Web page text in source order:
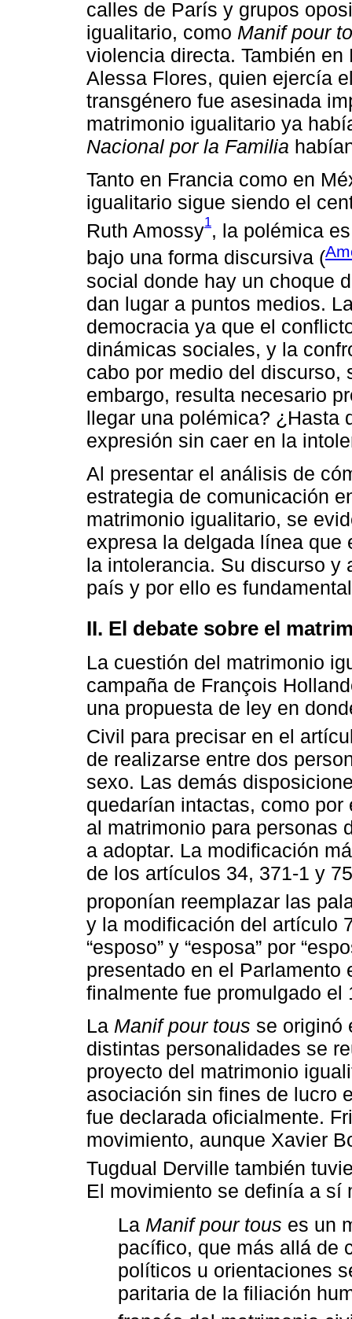
calles de París y grupos
igualitario, como Manif pour
violencia directa. También
Alessa Flores, quien ejercía
transgénero fue asesinada
matrimonio igualitario ya
Nacional por la Familia
Tanto en Francia como en
igualitario sigue siendo el
Ruth Amossy1, la polémica
bajo una forma discursiva (
social donde hay un choque
dan lugar a puntos medios.
democracia ya que el
dinámicas sociales, y la
cabo por medio del
embargo, resulta necesario
llegar una polémica? ¿Hasta
expresión sin caer en la
Al presentar el análisis de
estrategia de comunicación
matrimonio igualitario, se
expresa la delgada línea que
la intolerancia. Su discurso y
país y por ello es
II. El debate sobre el
La cuestión del matrimonio
campaña de François
una propuesta de ley en
Civil para precisar en el
de realizarse entre dos
sexo. Las demás
quedarían intactas, como
al matrimonio para personas
a adoptar. La modificación
de los artículos 34, 371-1 y
proponían reemplazar las
y la modificación del artículo
“esposo” y “esposa” por
presentado en el Parlamento
finalmente fue promulgado el
La Manif pour tous se originó
distintas personalidades se
proyecto del matrimonio
asociación sin fines de lucro
fue declarada oficialmente.
movimiento, aunque Xavier
Tugdual Derville también
El movimiento se definía a sí
La Manif pour tous es un
pacífico, que más allá de
políticos u orientaciones
paritaria de la filiación